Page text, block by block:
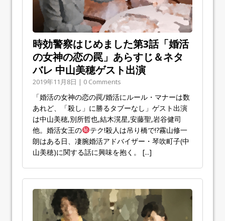
時効警察はじめました第3話「婚活
の女神の恋の罠」あらすじ＆ネタ
バレ 中山美穂ゲスト出演
2019年11月8日 | 0 Comments
「婚活の女神の恋の罠/婚活にルール・マナーは数
あれど、「殺し」に勝るタブーなし」ゲスト出演
は中山美穂,別所哲也,結木滉星,安藤聖,岩谷健司
他。婚活女王の
テク!殺人は吊り橋で!?霧山修一
朗はある日、凄腕婚活アドバイザー・琴吹町子(中
山美穂)に関する話に興味を抱く。 [...]